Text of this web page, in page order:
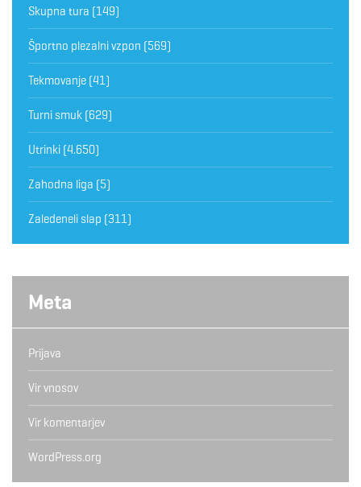
Skupna tura (149)
Športno plezalni vzpon (569)
Tekmovanje (41)
Turni smuk (629)
Utrinki (4.650)
Zahodna liga (5)
Zaledeneli slap (311)
Meta
Prijava
Vir vnosov
Vir komentarjev
WordPress.org